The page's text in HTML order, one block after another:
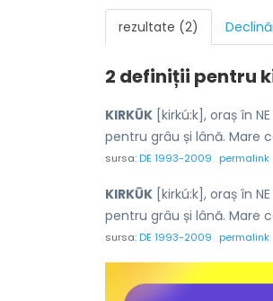
rezultate (2)
2 definiții pentru
KIRKŪK [kirkú:k], oraș în
pentru grâu și lână. Mare
sursa:DE 1993-2009 permalink
KIRKŪK [kirkú:k], oraș în
pentru grâu și lână. Mare
sursa:DE 1993-2009 permalink